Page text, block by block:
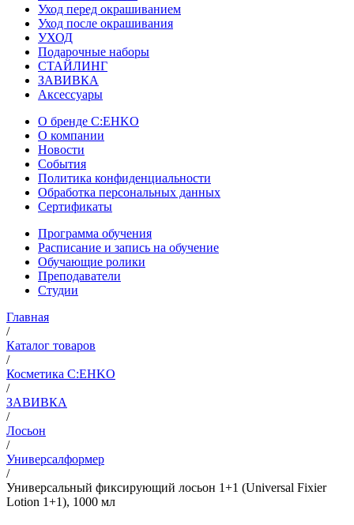
Уход перед окрашиванием
Уход после окрашивания
УХОД
Подарочные наборы
СТАЙЛИНГ
ЗАВИВКА
Аксессуары
О бренде C:EHKO
О компании
Новости
События
Политика конфиденциальности
Обработка персональных данных
Сертификаты
Программа обучения
Расписание и запись на обучение
Обучающие ролики
Преподаватели
Студии
Главная
/
Каталог товаров
/
Косметика C:EHKO
/
ЗАВИВКА
/
Лосьон
/
Универсалформер
/
Универсальный фиксирующий лосьон 1+1 (Universal Fixier
Lotion 1+1), 1000 мл